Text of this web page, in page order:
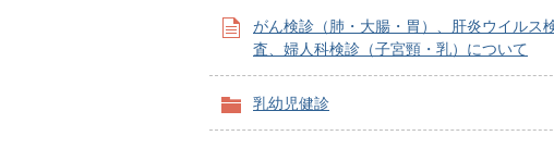
がん検診（肺・大腸・胃）、肝炎ウイルス
査、婦人科検診（子宮頸・乳）について
乳幼児健診